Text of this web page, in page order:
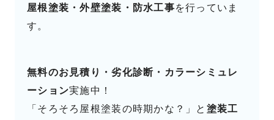
屋根塗装・外壁塗装・防水工事を行っていま
す。
無料のお見積り・劣化診断・カラーシミュレ
ーション実施中！
「そろそろ屋根塗装の時期かな？」と 塗装工